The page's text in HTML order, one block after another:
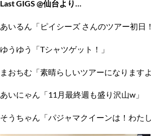
Last GIGS @仙台より…
あいるん「ピイシーズ さんのツアー初日
ゆうゆう「Tシャツゲット！」
まおちむ「素晴らしいツアーになります
あいにゃん「11月最終週も盛り沢山w」
そうちゃん「パジャマクイーンは！わた